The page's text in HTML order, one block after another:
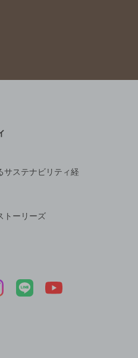
サステナビリティ経
トーリーズ